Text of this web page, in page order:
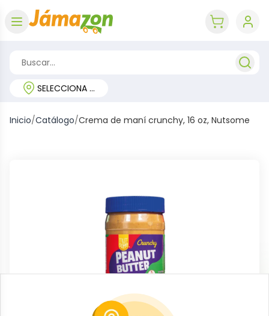
SELECCIONA TU REGIÓN
Inicio/Catálogo/Crema de maní crunchy, 16 oz, Nutsome